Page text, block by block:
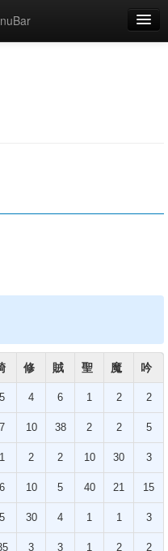
修 賊 聖 魔 吟
5 4 6 1 2 2
7 10 38 2 2 5
1 2 2 10 30 3
6 10 5 40 21 15
5 30 4 1 1 3
3 3 1 2 2